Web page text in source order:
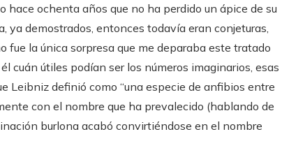
hace ochenta años que no ha perdido un ápice de su
ya demostrados, entonces todavía eran conjeturas,
fue la única sorpresa que me deparaba este tratado
cuán útiles podían ser los números imaginarios, esas
Leibniz definió como “una especie de anfibios entre
con el nombre que ha prevalecido (hablando de
burlona acabó convirtiéndose en el nombre